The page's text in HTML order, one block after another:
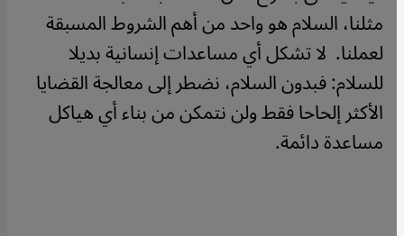
مثلنا، السلام هو واحد من أهم الشروط المسبقة
لعملنا. لا تشكل أي مساعدات إنسانية بديلا
للسلام: فبدون السلام، نضطر إلى معالجة القضايا
الأكثر إلحاحا فقط ولن نتمكن من بناء أي هياكل
مساعدة دائمة.